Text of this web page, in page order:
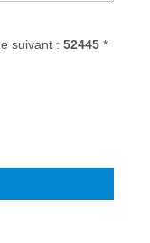
suivant : 52445 *